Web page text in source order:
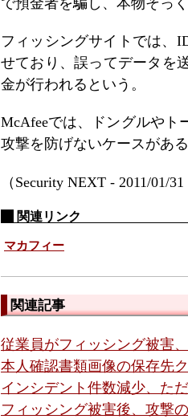
で預金者を騙し、本物そっ
フィッシングサイトでは、
せており、誤ってデータを
金が行われるという。
McAfeeでは、ドングルやト
攻撃を防げないケースがあ
（Security NEXT - 2011/01/31
関連リンク
マカフィー
関連記事
従業員がフィッシング被害
本人確認書類画像の保存先
インシデント件数減少、た
フィッシング被害後、攻撃